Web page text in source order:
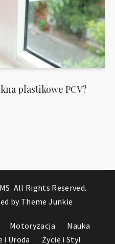
plastikowe PCV?
. All Rights Reserved.
by Theme Junkie
Motoryzacja
Nauka
i Uroda Życie i Styl